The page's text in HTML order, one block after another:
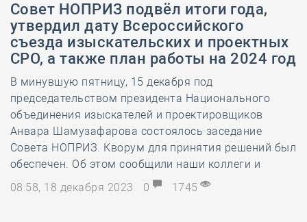
Совет НОПРИЗ подвёл итоги года,
утвердил дату Всероссийского
съезда изыскательских и проектных
СРО, а также план работы на 2024 год
В минувшую пятницу, 15 декабря под
председательством президента Национального
объединения изыскателей и проектировщиков
Анвара Шамузафарова состоялось заседание
Совета НОПРИЗ. Кворум для принятия решений был
обеспечен. Об этом сообщили наши коллеги и
08:58, 18 декабря 2023
0 1745